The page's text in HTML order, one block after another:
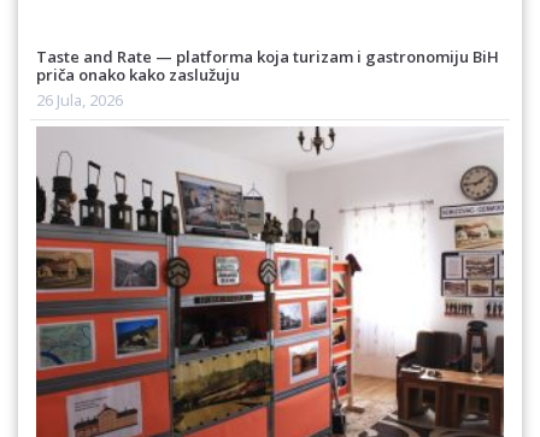
Taste and Rate — platforma koja turizam i gastronomiju BiH
priča onako kako zaslužuju
26 Jula, 2026